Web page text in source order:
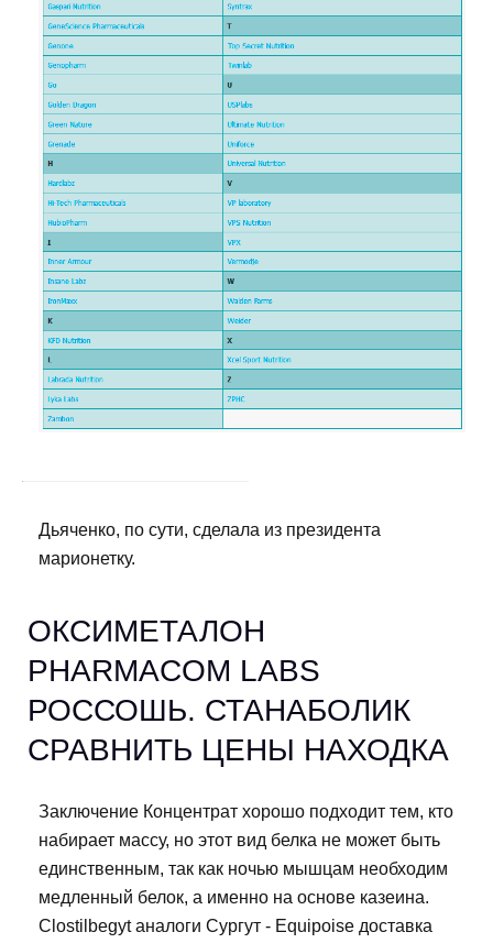
Дьяченко, по сути, сделала из президента
марионетку.
ОКСИМЕТАЛОН
PHARMACOM LABS
РОССОШЬ. СТАНАБОЛИК
СРАВНИТЬ ЦЕНЫ НАХОДКА
Заключение Концентрат хорошо подходит тем, кто
набирает массу, но этот вид белка не может быть
единственным, так как ночью мышцам необходим
медленный белок, а именно на основе казеина.
Clostilbegyt аналоги Сургут - Equipoise доставка